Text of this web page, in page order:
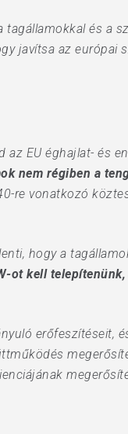
tagállamokkal és a
javítsa az európai
az EU éghajlat- és
nem régiben a
re vonatkozó
hogy a
ot kell
erőfeszítéseit,